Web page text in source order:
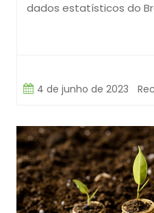
dados estatísticos do
4 de junho de 2023